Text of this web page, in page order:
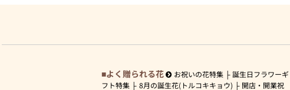
よく贈られる花 お祝いの花特集
誕生日フラワーギ
フト特集
8月の誕生花(トルコキキョウ)
開店・開業祝